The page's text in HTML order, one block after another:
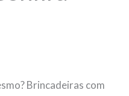
Brincadeiras com